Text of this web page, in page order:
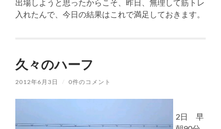
出場しようと思ったからこそ、昨日、無理して筋トレ
入れたんで、今日の結果はこれで満足しておきます。
久々のハーフ
2012年6月3日 / 0件のコメント
2日 早